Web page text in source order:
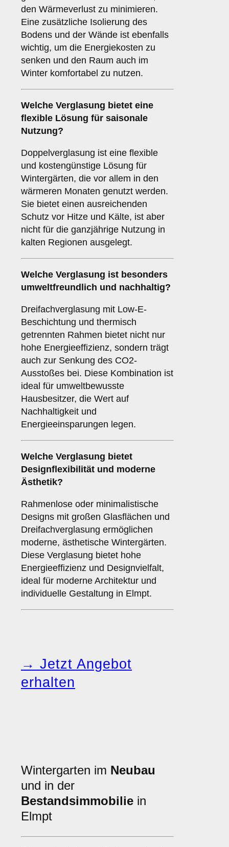
den Wärmeverlust zu minimieren.
Eine zusätzliche Isolierung des
Bodens und der Wände ist ebenfalls
wichtig, um die Energiekosten zu
senken und den Raum auch im
Winter komfortabel zu nutzen.
Welche Verglasung bietet eine
flexible Lösung für saisonale
Nutzung?
Doppelverglasung ist eine flexible
und kostengünstige Lösung für
Wintergärten, die vor allem in den
wärmeren Monaten genutzt werden.
Sie bietet einen ausreichenden
Schutz vor Hitze und Kälte, ist aber
nicht für die ganzjährige Nutzung in
kalten Regionen ausgelegt.
Welche Verglasung ist besonders
umweltfreundlich und nachhaltig?
Dreifachverglasung mit Low-E-
Beschichtung und thermisch
getrennten Rahmen bietet nicht nur
hohe Energieeffizienz, sondern trägt
auch zur Senkung des CO2-
Ausstoßes bei. Diese Kombination ist
ideal für umweltbewusste
Hausbesitzer, die Wert auf
Nachhaltigkeit und
Energieeinsparungen legen.
Welche Verglasung bietet
Designflexibilität und moderne
Ästhetik?
Rahmenlose oder minimalistische
Designs mit großen Glasflächen und
Dreifachverglasung ermöglichen
moderne, ästhetische Wintergärten.
Diese Verglasung bietet hohe
Energieeffizienz und Designvielfalt,
ideal für moderne Architektur und
individuelle Gestaltung in Elmpt.
→ Jetzt Angebot
erhalten
Wintergarten im Neubau
und in der
Bestandsimmobilie in
Elmpt